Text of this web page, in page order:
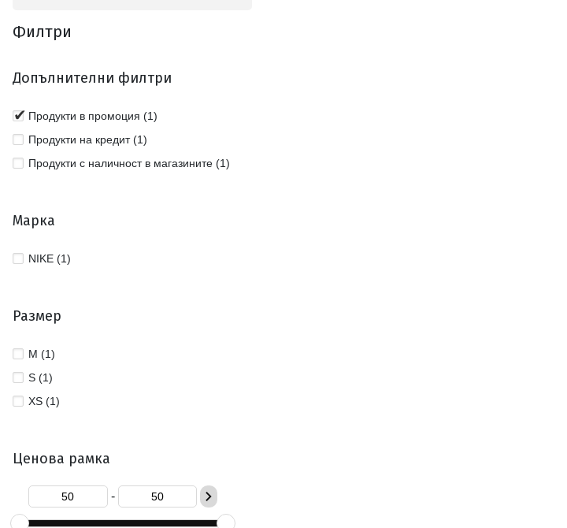
Филтри
Допълнителни филтри
Продукти в промоция (1)
Продукти на кредит (1)
Продукти с наличност в магазините (1)
Марка
NIKE (1)
Размер
M (1)
S (1)
XS (1)
Ценова рамка
-